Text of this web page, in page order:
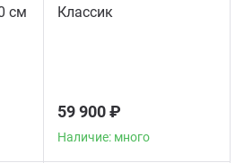
см
Классик
59 900 ₽
Наличие: много